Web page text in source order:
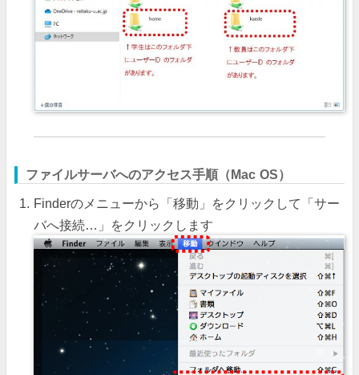
ファイルサーバへのアクセス手順（Mac OS）
Finderのメニューから「移動」をクリックして「サー
バへ接続…」をクリックします